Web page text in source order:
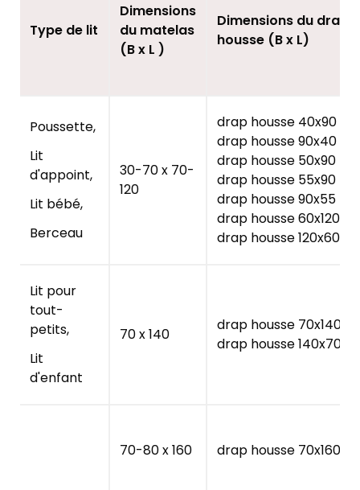
Type de lit
Dimensions
du matelas
(B x L )
Dimensions du drap-
housse (B x L)
Poussette,
Lit
d'appoint,
Lit bébé,
Berceau
30-70 x 70-
120
drap housse 40x90
drap housse 90x40
drap housse 50x90
drap housse 55x90
drap housse 90x55
drap housse 60x120
drap housse 120x60
Lit pour
tout-
petits,
Lit
d'enfant
70 x 140
drap housse 70x140
drap housse 140x70
70-80 x 160 drap housse 70x160